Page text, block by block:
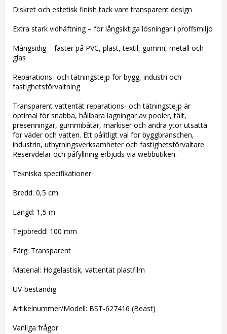
Diskret och estetisk finish tack vare transparent design
Extra stark vidhäftning – för långsiktiga lösningar i proffsmiljö
Mångsidig – fäster på PVC, plast, textil, gummi, metall och
glas
Reparations- och tätningstejp för bygg, industri och
fastighetsförvaltning
Transparent vattentät reparations- och tätningstejp är
optimal för snabba, hållbara lagningar av pooler, tält,
presenningar, gummibåtar, markiser och andra ytor utsatta
för väder och vatten. Ett pålitligt val för byggbranschen,
industrin, uthyrningsverksamheter och fastighetsförvaltare.
Reservdelar och påfyllning erbjuds via webbutiken.
Tekniska specifikationer
Bredd: 0,5 cm
Längd: 1,5 m
Tejpbredd: 100 mm
Färg: Transparent
Material: Högelastisk, vattentät plastfilm
UV-beständig
Artikelnummer/Modell: BST-627416 (Beast)
Vanliga frågor